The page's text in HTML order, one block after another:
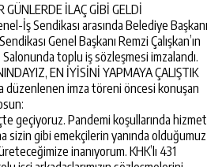
İLAÇ GİBİ GELDİ
İş Sendikası arasında Belediye Başkanı
Genel Başkanı Remzi Çalışkan’ın
Salonunda toplu iş sözleşmesi imzalandı.
EN İYİSİNİ YAPMAYA ÇALIŞTIK
düzenlenen imza töreni öncesi konuşan
geçiyoruz. Pandemi koşullarında hizmet
sizin gibi emekçilerin yanında olduğumuz
inanıyorum. KHK’lı 431